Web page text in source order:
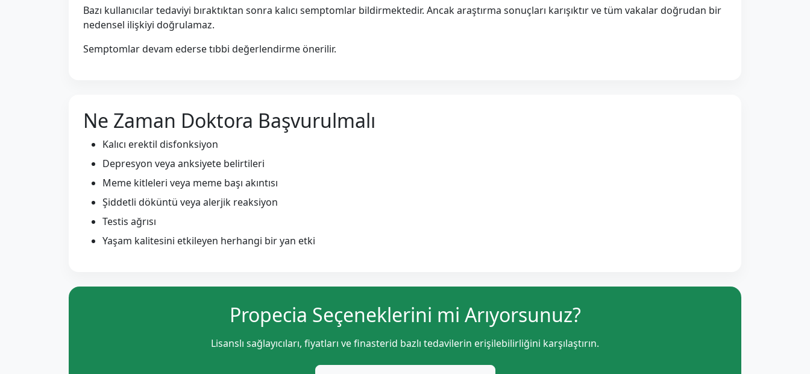
Bazı kullanıcılar tedaviyi bıraktıktan sonra kalıcı semptomlar bildirmektedir. Ancak araştırma sonuçları karışıktır ve tüm vakalar doğrudan bir
nedensel ilişkiyi doğrulamaz.
Semptomlar devam ederse tıbbi değerlendirme önerilir.
Ne Zaman Doktora Başvurulmalı
Kalıcı erektil disfonksiyon
Depresyon veya anksiyete belirtileri
Meme kitleleri veya meme başı akıntısı
Şiddetli döküntü veya alerjik reaksiyon
Testis ağrısı
Yaşam kalitesini etkileyen herhangi bir yan etki
Propecia Seçeneklerini mi Arıyorsunuz?
Lisanslı sağlayıcıları, fiyatları ve finasterid bazlı tedavilerin erişilebilirliğini karşılaştırın.